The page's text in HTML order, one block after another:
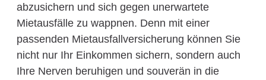
abzusichern und sich gegen unerwartete
Mietausfälle zu wappnen. Denn mit einer
passenden Mietausfallversicherung können Sie
nicht nur Ihr Einkommen sichern, sondern auch
Ihre Nerven beruhigen und souverän in die